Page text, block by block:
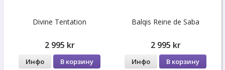
Divine Tentation
2 995 kr
Инфо В корзину
Balqis Reine de Saba
2 995 kr
Инфо В корзину